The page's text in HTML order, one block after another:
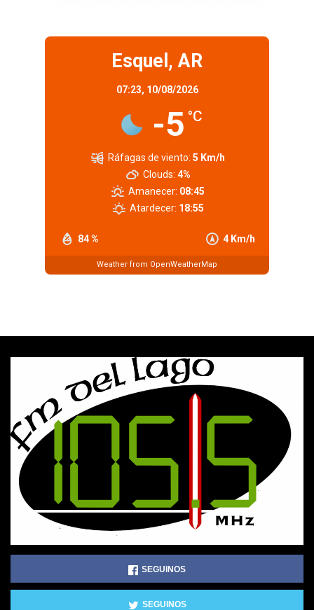
Esquel, AR
07:23, 10/08/2026
-5 °C
84 % 4 Km/h
Ráfagas de viento: 5 Km/h
Clouds: 4%
Amanecer: 08:45
Atardecer: 18:55
Weather from OpenWeatherMap
SEGUINOS
SEGUINOS